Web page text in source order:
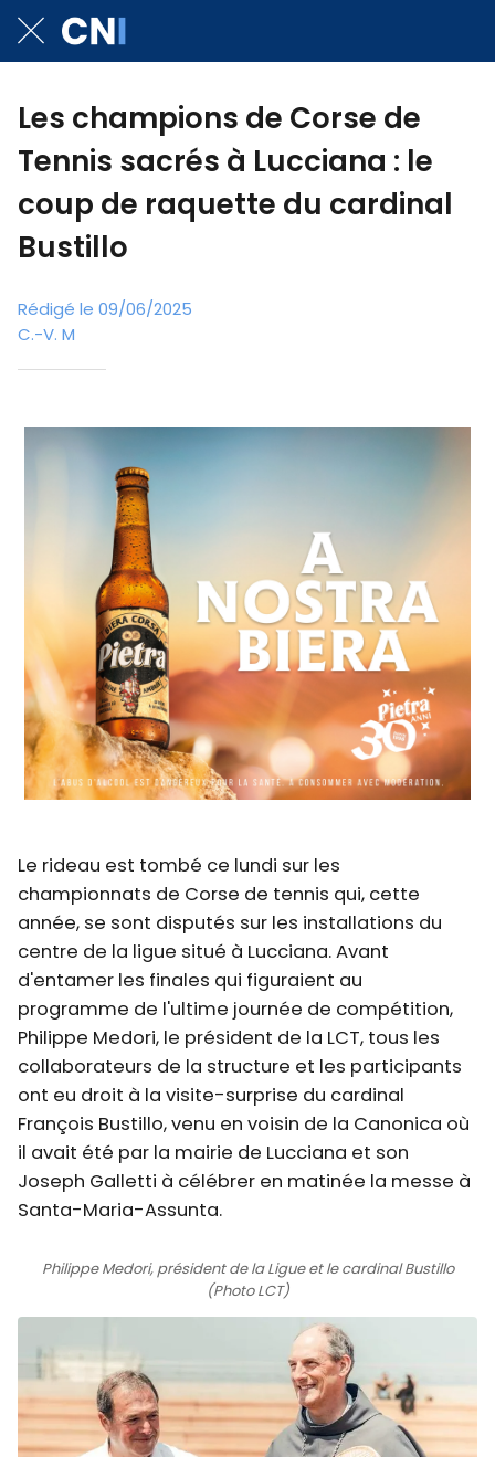
Les champions de Corse de
Tennis sacrés à Lucciana : le
coup de raquette du cardinal
Bustillo
Rédigé le 09/06/2025
C.-V. M
Le rideau est tombé ce lundi sur les
championnats de Corse de tennis qui, cette
année, se sont disputés sur les installations du
centre de la ligue situé à Lucciana. Avant
d'entamer les finales qui figuraient au
programme de l'ultime journée de compétition,
Philippe Medori, le président de la LCT, tous les
collaborateurs de la structure et les participants
ont eu droit à la visite-surprise du cardinal
François Bustillo, venu en voisin de la Canonica où
il avait été par la mairie de Lucciana et son
Joseph Galletti à célébrer en matinée la messe à
Santa-Maria-Assunta.
Philippe Medori, président de la Ligue et le cardinal Bustillo
(Photo LCT)